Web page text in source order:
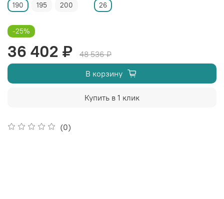
(0)
190 195 200 26
-25%
36 402 ₽
48 536 ₽
В корзину
Купить в 1 клик